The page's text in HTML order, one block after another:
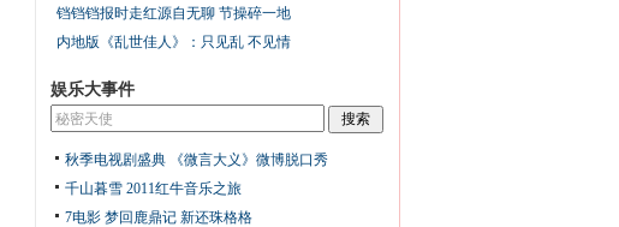
铛铛铛报时走红源自无聊 节操碎一地
内地版《乱世佳人》：只见乱 不见情
娱乐大事件
秋季电视剧盛典
《微言大义》微博脱口秀
千山暮雪 2011红牛音乐之旅
7电影 梦回鹿鼎记 新还珠格格